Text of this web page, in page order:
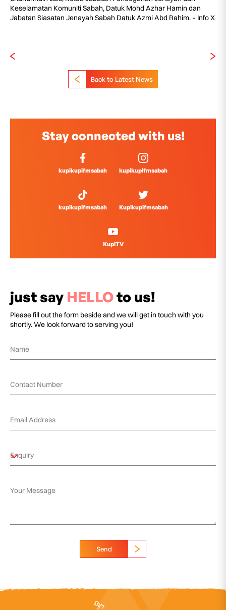
Keselamatan Komuniti Sabah, Datuk Mohd Azhar Hamin dan
Jabatan Siasatan Jenayah Sabah Datuk Azmi Abd Rahim. – Info X
Back to Latest News
Stay connected with us!
kupikupifmsabah kupikupifmsabah
kupikupifmsabah Kupikupifmsabah
KupiTV
just say HELLOto us!
Please fill out the form beside and we will get in touch with you
shortly. We look forward to serving you!
Send